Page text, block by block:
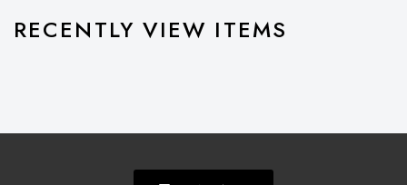
RECENTLY VIEW ITEMS